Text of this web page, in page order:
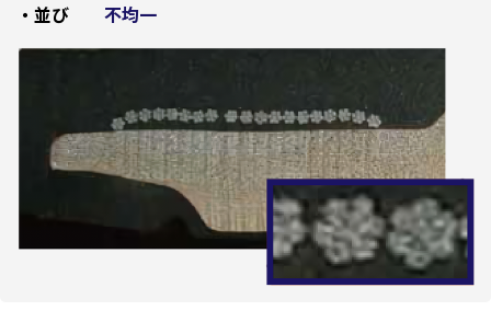
・並び
不均一